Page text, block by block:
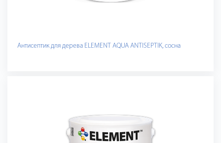
Антисептик для дерева ELEMENT AQUA ANTISEPTIK, сосна